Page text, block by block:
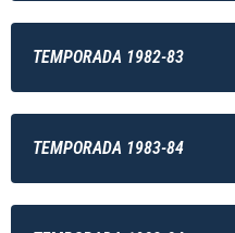
TEMPORADA 1982-83
TEMPORADA 1983-84